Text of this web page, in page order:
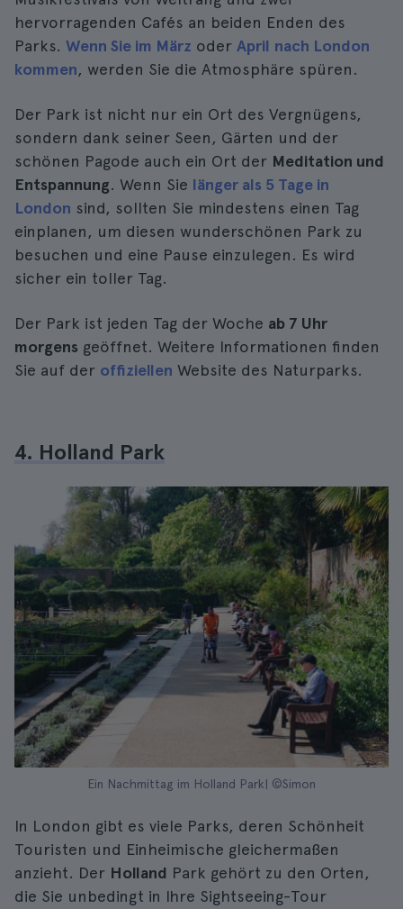
hervorragenden Cafés an beiden Enden des
Parks. Wenn Sie im März oder April nach London
kommen, werden Sie die Atmosphäre spüren.
Der Park ist nicht nur ein Ort des Vergnügens,
sondern dank seiner Seen, Gärten und der
schönen Pagode auch ein Ort der Meditation und
Entspannung. Wenn Sie länger als 5 Tage in
London sind, sollten Sie mindestens einen Tag
einplanen, um diesen wunderschönen Park zu
besuchen und eine Pause einzulegen. Es wird
sicher ein toller Tag.
Der Park ist jeden Tag der Woche ab 7 Uhr
morgens geöffnet. Weitere Informationen finden
Sie auf der offiziellen Website des Naturparks.
4. Holland Park
Ein Nachmittag im Holland Park| ©Simon
In London gibt es viele Parks, deren Schönheit
Touristen und Einheimische gleichermaßen
anzieht. Der Holland Park gehört zu den Orten,
die Sie unbedingt in Ihre Sightseeing-Tour